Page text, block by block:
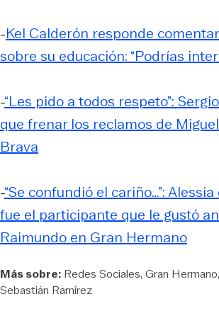
-Kel Calderón responde
sobre su educación: “Podrías
-“Les pido a todos respeto”:
que frenar los reclamos de
Brava
-“Se confundió el cariño…”:
fue el participante que le gustó
Raimundo en Gran Hermano
Más sobre: Redes Sociales Gran Hermano
Sebastián Ramírez